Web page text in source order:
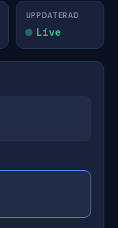
UPPDATERAD
Live